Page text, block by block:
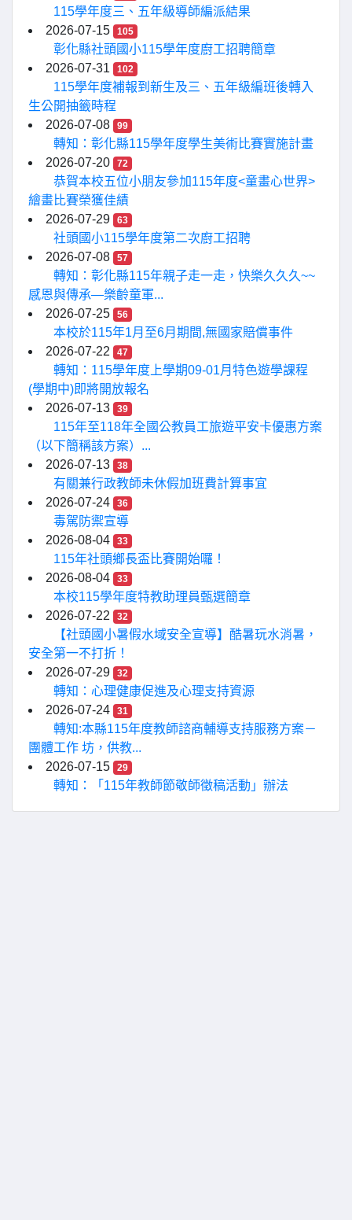
115學年度三、五年級導師編派結果
2026-07-15
105
彰化縣社頭國小115學年度廚工招聘簡章
2026-07-31
102
115學年度補報到新生及三、五年級編班後轉入
生公開抽籤時程
2026-07-08
99
轉知：彰化縣115學年度學生美術比賽實施計畫
2026-07-20
72
恭賀本校五位小朋友參加115年度<童畫心世界>
繪畫比賽榮獲佳績
2026-07-29
63
社頭國小115學年度第二次廚工招聘
2026-07-08
57
轉知：彰化縣115年親子走一走，快樂久久久~~
感恩與傳承—樂齡童軍...
2026-07-25
56
本校於115年1月至6月期間,無國家賠償事件
2026-07-22
47
轉知：115學年度上學期09-01月特色遊學課程
(學期中)即將開放報名
2026-07-13
39
115年至118年全國公教員工旅遊平安卡優惠方案
（以下簡稱該方案）...
2026-07-13
38
有關兼行政教師未休假加班費計算事宜
2026-07-24
36
毒駕防禦宣導
2026-08-04
33
115年社頭鄉長盃比賽開始囉！
2026-08-04
33
本校115學年度特教助理員甄選簡章
2026-07-22
32
【社頭國小暑假水域安全宣導】酷暑玩水消暑，
安全第一不打折！
2026-07-29
32
轉知：心理健康促進及心理支持資源
2026-07-24
31
轉知:本縣115年度教師諮商輔導支持服務方案－
團體工作 坊，供教...
2026-07-15
29
轉知：「115年教師節敬師徵稿活動」辦法